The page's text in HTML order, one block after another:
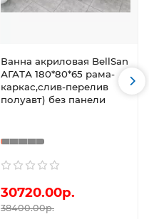
Ванна акриловая BellSan
АГАТА 180*80*65 рама-
каркас,слив-перелив
полуавт) без панели
30720.00р.
38400.00р.